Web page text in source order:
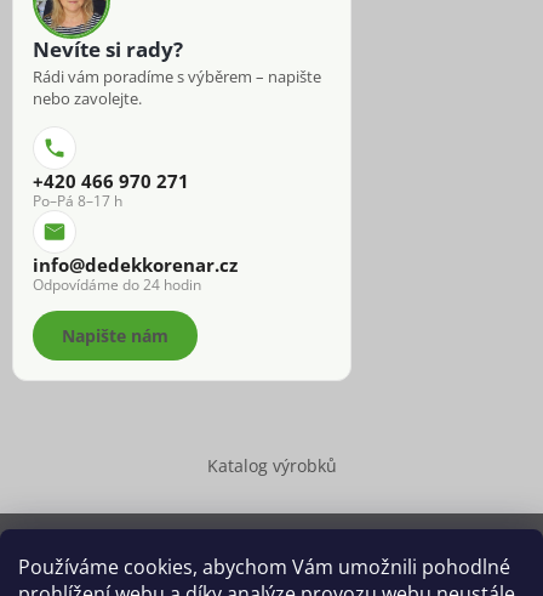
Používáme cookies, abychom Vám umožnili pohodlné
Nevíte si rady?
Rádi vám poradíme s výběrem – napište
nebo zavolejte.
+420 466 970 271
Po–Pá 8–17 h
info@dedekkorenar.cz
Odpovídáme do 24 hodin
Napište nám
Katalog výrobků